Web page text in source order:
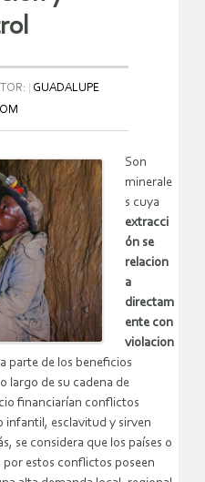
GUADALUPE
Son
minerale
s cuya
extracci
ón se
relacion
a
directam
ente con
violacion
parte de los beneficios
largo de su cadena de
financiarían conflictos
esclavitud y sirven
se considera que los países o
por estos conflictos poseen